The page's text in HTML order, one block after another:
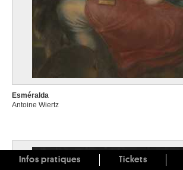
Esméralda
Antoine Wiertz
Infos pratiques Tickets